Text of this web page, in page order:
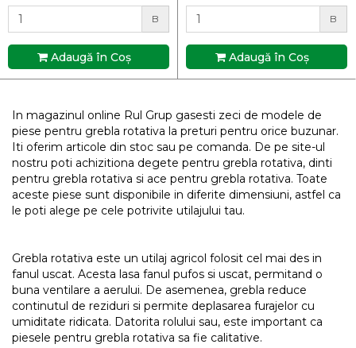
B
Adaugă în Coş
B
Adaugă în Coş
In magazinul online Rul Grup gasesti zeci de modele de
piese pentru grebla rotativa la preturi pentru orice buzunar.
Iti oferim articole din stoc sau pe comanda. De pe site-ul
nostru poti achizitiona degete pentru grebla rotativa, dinti
pentru grebla rotativa si ace pentru grebla rotativa. Toate
aceste piese sunt disponibile in diferite dimensiuni, astfel ca
le poti alege pe cele potrivite utilajului tau.
Grebla rotativa este un utilaj agricol folosit cel mai des in
fanul uscat. Acesta lasa fanul pufos si uscat, permitand o
buna ventilare a aerului. De asemenea, grebla reduce
continutul de reziduri si permite deplasarea furajelor cu
umiditate ridicata. Datorita rolului sau, este important ca
piesele pentru grebla rotativa sa fie calitative.